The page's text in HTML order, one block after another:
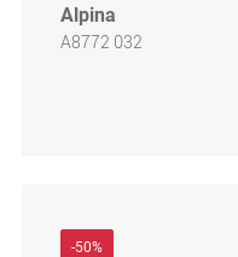
Alpina
A8772 032
-50%